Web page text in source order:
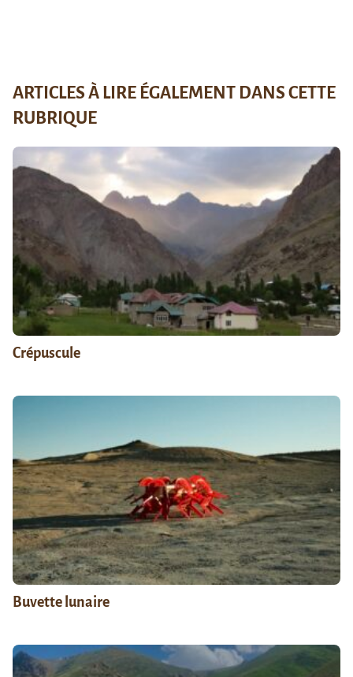
ARTICLES À LIRE ÉGALEMENT DANS CETTE
RUBRIQUE
Crépuscule
Buvette lunaire